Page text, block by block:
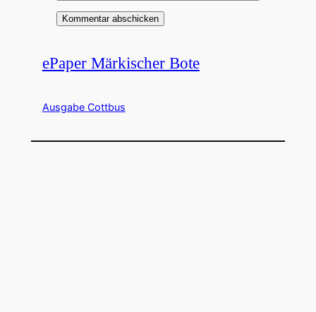
ePaper Märkischer Bote
Ausgabe Cottbus